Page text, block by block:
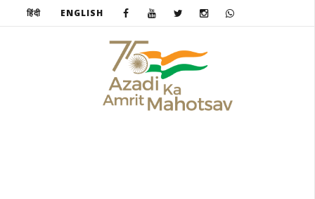
हिंदी ENGLISH